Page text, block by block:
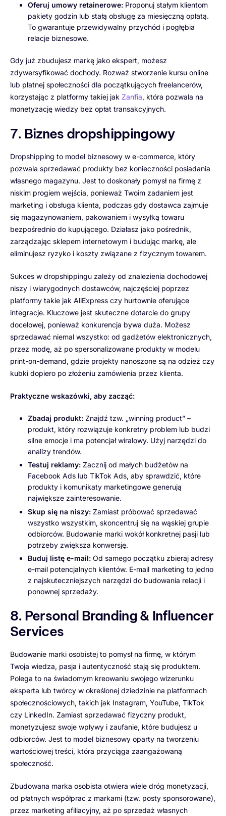
Oferuj umowy retainerowe: Proponuj stałym klientom
pakiety godzin lub stałą obsługę za miesięczną opłatą.
To gwarantuje przewidywalny przychód i pogłębia
relacje biznesowe.
Gdy już zbudujesz markę jako ekspert, możesz
zdywersyfikować dochody. Rozważ stworzenie kursu online
lub płatnej społeczności dla początkujących freelancerów,
korzystając z platformy takiej jak Zanfia, która pozwala na
monetyzację wiedzy bez opłat transakcyjnych.
7. Biznes dropshippingowy
Dropshipping to model biznesowy w e-commerce, który
pozwala sprzedawać produkty bez konieczności posiadania
własnego magazynu. Jest to doskonały pomysł na firmę z
niskim progiem wejścia, ponieważ Twoim zadaniem jest
marketing i obsługa klienta, podczas gdy dostawca zajmuje
się magazynowaniem, pakowaniem i wysyłką towaru
bezpośrednio do kupującego. Działasz jako pośrednik,
zarządzając sklepem internetowym i budując markę, ale
eliminujesz ryzyko i koszty związane z fizycznym towarem.
Sukces w dropshippingu zależy od znalezienia dochodowej
niszy i wiarygodnych dostawców, najczęściej poprzez
platformy takie jak AliExpress czy hurtownie oferujące
integracje. Kluczowe jest skuteczne dotarcie do grupy
docelowej, ponieważ konkurencja bywa duża. Możesz
sprzedawać niemal wszystko: od gadżetów elektronicznych,
przez modę, aż po spersonalizowane produkty w modelu
print-on-demand, gdzie projekty nanoszone są na odzież czy
kubki dopiero po złożeniu zamówienia przez klienta.
Praktyczne wskazówki, aby zacząć:
Zbadaj produkt: Znajdź tzw. „winning product” –
produkt, który rozwiązuje konkretny problem lub budzi
silne emocje i ma potencjał wiralowy. Użyj narzędzi do
analizy trendów.
Testuj reklamy: Zacznij od małych budżetów na
Facebook Ads lub TikTok Ads, aby sprawdzić, które
produkty i komunikaty marketingowe generują
największe zainteresowanie.
Skup się na niszy: Zamiast próbować sprzedawać
wszystko wszystkim, skoncentruj się na wąskiej grupie
odbiorców. Budowanie marki wokół konkretnej pasji lub
potrzeby zwiększa konwersję.
Buduj listę e-mail: Od samego początku zbieraj adresy
e-mail potencjalnych klientów. E-mail marketing to jedno
z najskuteczniejszych narzędzi do budowania relacji i
ponownej sprzedaży.
8. Personal Branding & Influencer
Services
Budowanie marki osobistej to pomysł na firmę, w którym
Twoja wiedza, pasja i autentyczność stają się produktem.
Polega to na świadomym kreowaniu swojego wizerunku
eksperta lub twórcy w określonej dziedzinie na platformach
społecznościowych, takich jak Instagram, YouTube, TikTok
czy LinkedIn. Zamiast sprzedawać fizyczny produkt,
monetyzujesz swoje wpływy i zaufanie, które budujesz u
odbiorców. Jest to model biznesowy oparty na tworzeniu
wartościowej treści, która przyciąga zaangażowaną
społeczność.
Zbudowana marka osobista otwiera wiele dróg monetyzacji,
od płatnych współprac z markami (tzw. posty sponsorowane),
przez marketing afiliacyjny, aż po sprzedaż własnych